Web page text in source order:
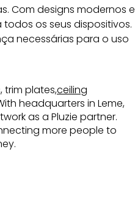
Com designs modernos e
os seus dispositivos.
necessárias para o uso
trim plates,ceiling
headquarters in Leme,
as a Pluzie partner.
more people to